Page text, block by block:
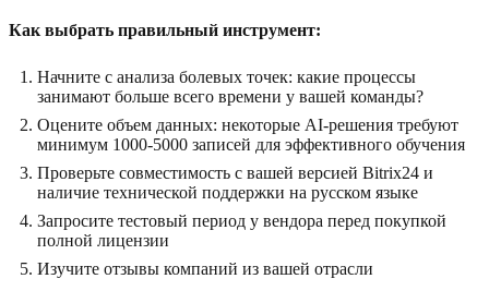
Как выбрать правильный инструмент:
Начните с анализа болевых точек: какие процессы
занимают больше всего времени у вашей команды?
Оцените объем данных: некоторые AI-решения требуют
минимум 1000-5000 записей для эффективного обучения
Проверьте совместимость с вашей версией Bitrix24 и
наличие технической поддержки на русском языке
Запросите тестовый период у вендора перед покупкой
полной лицензии
Изучите отзывы компаний из вашей отрасли